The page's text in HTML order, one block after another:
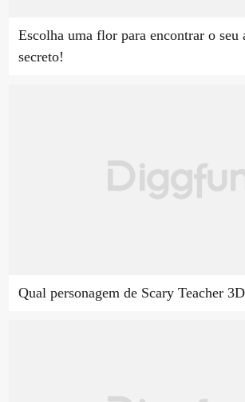
Escolha uma flor para encontrar o seu
secreto!
Qual personagem de Scary Teacher